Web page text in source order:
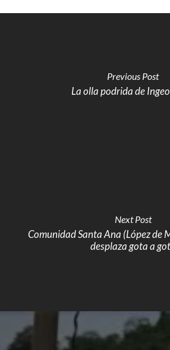
Previous Post
La olla podrida de
Next Post
Comunidad Santa Ana (López de
desplaza gota a